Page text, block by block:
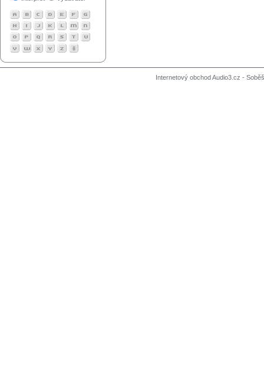
Internetový obchod Audio3.cz -